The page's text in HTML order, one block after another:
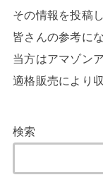
その情報を投稿
皆さんの参考に
当方はアマゾン
適格販売により
検索